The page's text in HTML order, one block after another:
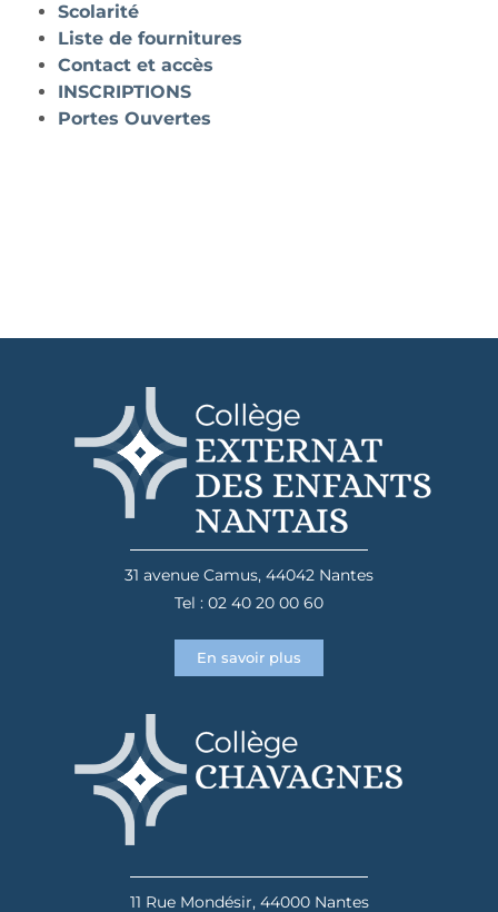
Scolarité
Liste de fournitures
Contact et accès
INSCRIPTIONS
Portes Ouvertes
31 avenue Camus, 44042 Nantes
Tel : 02 40 20 00 60
En savoir plus
11 Rue Mondésir, 44000 Nantes